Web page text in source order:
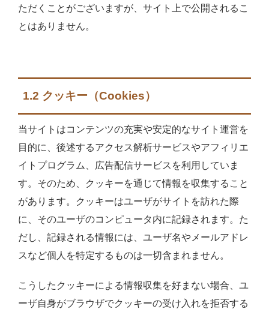
ただくことがございますが、サイト上で公開されるこ
とはありません。
1.2 クッキー（Cookies）
当サイトはコンテンツの充実や安定的なサイト運営を
目的に、後述するアクセス解析サービスやアフィリエ
イトプログラム、広告配信サービスを利用していま
す。そのため、クッキーを通じて情報を収集すること
があります。クッキーはユーザがサイトを訪れた際
に、そのユーザのコンピュータ内に記録されます。た
だし、記録される情報には、ユーザ名やメールアドレ
スなど個人を特定するものは一切含まれません。
こうしたクッキーによる情報収集を好まない場合、ユ
ーザ自身がブラウザでクッキーの受け入れを拒否する